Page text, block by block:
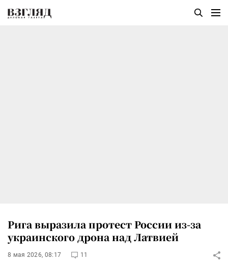
Рига выразила протест России из-за
украинского дрона над Латвией
8 мая 2026, 08:17 11